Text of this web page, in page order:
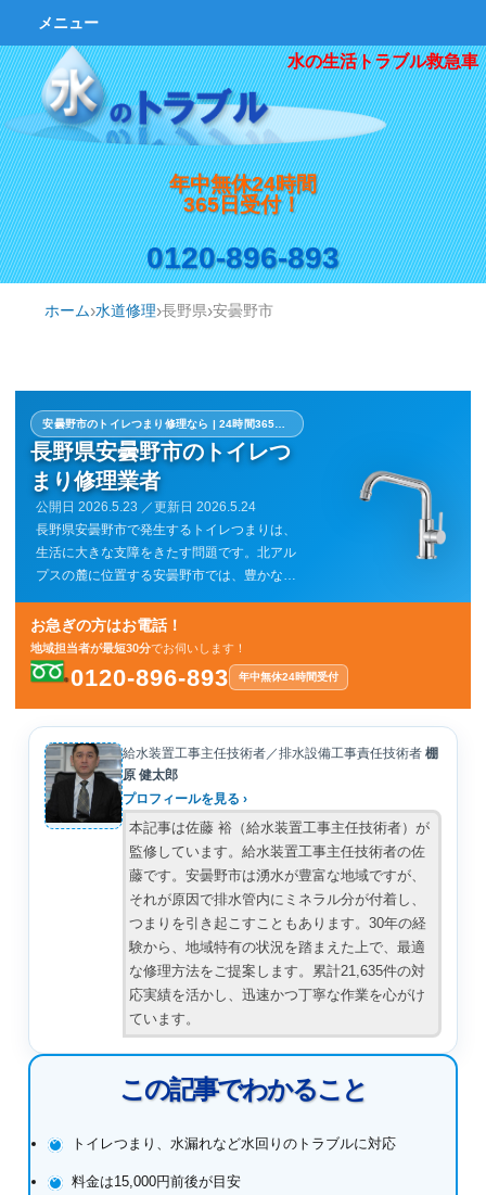
水の生活トラブル救急車
年中無休24時間
365日受付！
0120-896-893
メニュー
ホーム 水道修理 長野県 安曇野市
長野県安曇野市のトイレつ
まり修理業者
公開日2026.5.23 ／更新日2026.5.24
長野県安曇野市で発生するトイレつまりは、
生活に大きな支障をきたす問題です。北アル
プスの麓に位置する安曇野市では、豊かな自
備の老朽化によるつまりも少なくありませ
ん。迅速な修理対応で、快適な生活環境を取
り戻しましょう。専門業者による確実な原因
特定と適切な修理が重要です。
お急ぎの方はお電話！
地域担当者が最短30分でお伺いします！
0120-896-893 年中無休24時間受付
給水装置工事主任技術者／排水設備工事責任技術者 棚
原 健太郎
プロフィールを見る ›
本記事は佐藤 裕（給水装置工事主任技術者）が
監修しています。給水装置工事主任技術者の佐
藤です。安曇野市は湧水が豊富な地域ですが、
それが原因で排水管内にミネラル分が付着し、
つまりを引き起こすこともあります。30年の経
験から、地域特有の状況を踏まえた上で、最適
な修理方法をご提案します。累計21,635件の対
応実績を活かし、迅速かつ丁寧な作業を心がけ
ています。
この記事でわかること
トイレつまり、水漏れなど水回りのトラブルに対応
料金は15,000円前後が目安